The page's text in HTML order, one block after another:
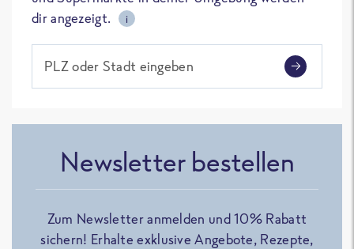
dir angezeigt.
i
PLZ oder Stadt eingeben
Newsletter bestellen
Zum Newsletter anmelden und 10% Rabatt
sichern! Erhalte exklusive Angebote, Rezepte,